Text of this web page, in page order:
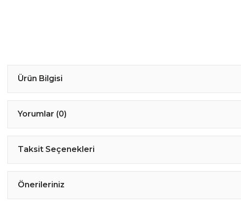
Ürün Bilgisi
Yorumlar (0)
Taksit Seçenekleri
Önerileriniz